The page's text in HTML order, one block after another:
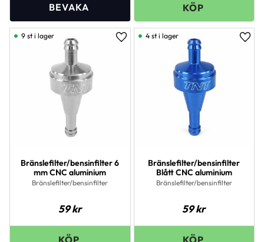
Bränslefilter/bensinfilter 6
mm CNC aluminium
Bränslefilter/bensinfilter
59kr
Lägg till i favoriter
9 st i lager
Bränslefilter/bensinfilter
Blått CNC aluminium
Bränslefilter/bensinfilter
59kr
4 st i lager